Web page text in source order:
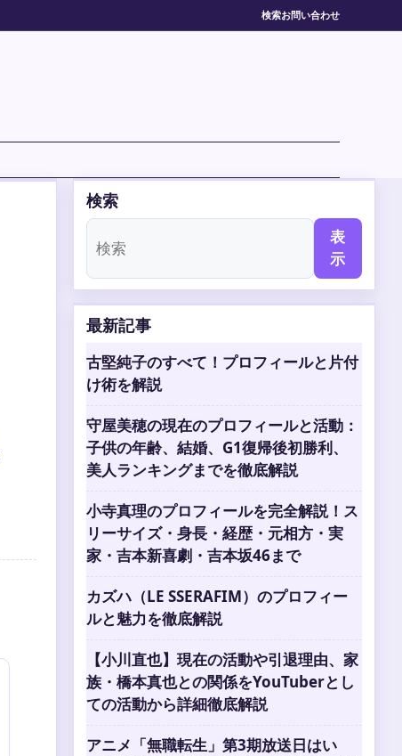
検索お問い合わせ
検索
表
示
最新記事
古堅純子のすべて！プロフィールと片付
け術を解説
守屋美穂の現在のプロフィールと活動：
子供の年齢、結婚、G1復帰後初勝利、
美人ランキングまでを徹底解説
小寺真理のプロフィールを完全解説！ス
リーサイズ・身長・経歴・元相方・実
家・吉本新喜劇・吉本坂46まで
カズハ（LE SSERAFIM）のプロフィー
ルと魅力を徹底解説
【小川直也】現在の活動や引退理由、家
族・橋本真也との関係をYouTuberとし
ての活動から詳細徹底解説
アニメ「無職転生」第3期放送日はい